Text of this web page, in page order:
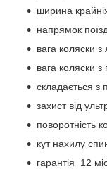
ширина
напрямок
вага коляски
вага коляски
складається з
захист від
поворотність
кут нахилу
гарантія 12